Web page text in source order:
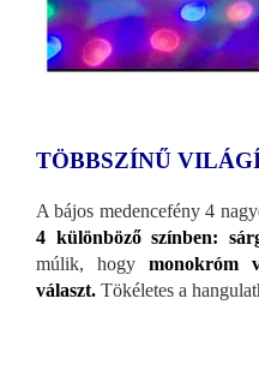
TÖBBSZÍNŰ
A bájos medencefény 4
4 különböző színben:
múlik, hogy monokróm
választ. Tökéletes a